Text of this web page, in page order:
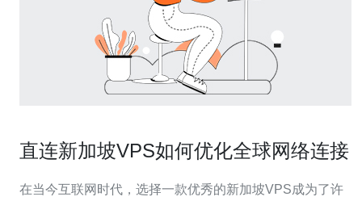
直连新加坡VPS如何优化全球网络连接
在当今互联网时代，选择一款优秀的新加坡VPS成为了许